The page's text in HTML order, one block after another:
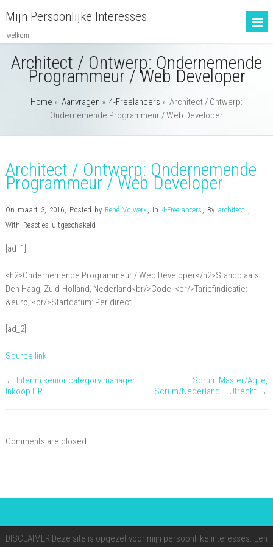
Mijn Persoonlijke Interesses
welkom
Architect / Ontwerp: Ondernemende
Programmeur / Web Developer
Home » Aanvragen » 4-Freelancers » Architect / Ontwerp:
Ondernemende Programmeur / Web Developer
Architect / Ontwerp: Ondernemende
Programmeur / Web Developer
On maart 3, 2016, Posted by René Volwerk, In 4-Freelancers , By architect ,
With Reacties uitgeschakeldvoor
Ondernemende
Programmeur
[ad_1]
<h2>Ondernemende Programmeur / Web Developer</h2>Standplaats:
Den Haag, Zuid-Holland, Nederland<br/>Code: <br/>Tariefindicatie:
&euro; <br/>Startdatum: Per direct
[ad_2]
Source link
← Interim senior category manager
Inkoop HR
Scrum Master/Agile,
Scrum/Nederland – Utrecht →
Comments are closed.
DISCLAIMER Deze site is opgezet voor mijn persoonlijke interesses. Een